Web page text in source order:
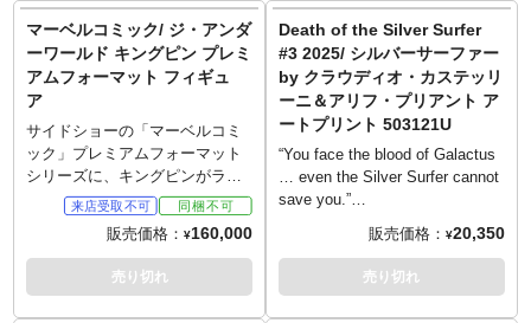
ー・カークハム氏の描いたカバ
ーからインスパイアを受け、間
一髪デッドプールを担いで逃げ
るウルヴァリンと助らてもおち
ゃらけっぱなしなデッドプール
の姿を立体化！
※入荷数の減数などによりご予
約をキャンセル頂く場合や、分
納での入荷となる場合がござい
ます。またパッケージは輸送用
となりますため、パッケージに
多少の傷やダメージがある場合
化しました。炎を宿したゴース
トライダー頭部は、差し替えで
変身途中を表現した頭部に変更
可能。バイカースタイルのコス
チューム、ヘルバイクの熱を帯
びたチェーンなど、細部に至る
まで精巧に造り込み。
マーベルコミック/ ジ・アンダ
ーワールド キングピン プレミ
アムフォーマット フィギュ
ア
サイドショーの「マーベルコミ
ック」プレミアムフォーマット
シリーズに、キングピンがライ
ンナップ！
その影響力に違わぬ巨体を誇る
「ジ・アンダーワールド」キン
グピンを、全高約59センチとい
う圧倒的なスケールで立体化し
販売価格： ¥160,000
売り切れ
Death of the Silver Surfer
#3 2025/ シルバーサーファー
by クラウディオ・カステッリ
ーニ＆アリフ・プリアント ア
ートプリント 503121U
“You face the blood of Galactus
… even the Silver Surfer cannot
save you.”
惑星の終焉を告げる存在「ヘラ
ルド」。その1体であったシルバ
ーサーファーの姿が見えたとい
うことは、終わりが近いことを
販売価格： ¥20,350
売り切れ